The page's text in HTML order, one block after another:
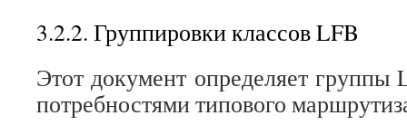
3.2.2. Группировки классов LFB
Этот документ определяет группы
потребностями типового